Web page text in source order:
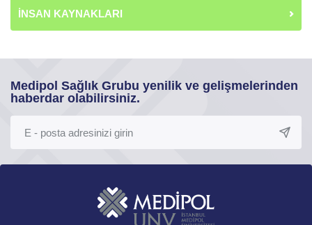
İNSAN KAYNAKLARI
Medipol Sağlık Grubu yenilik ve gelişmelerinden
haberdar olabilirsiniz.